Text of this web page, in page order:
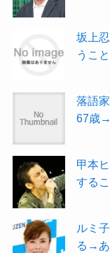
坂上
うこ
落語
67歳→
甲本
する
ルミ
る→あ